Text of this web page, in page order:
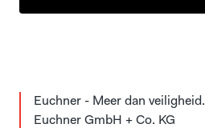
Euchner - Meer dan veiligheid.
Euchner GmbH + Co. KG